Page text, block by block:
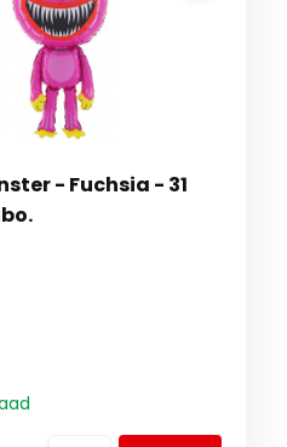
- Fuchsia - 31